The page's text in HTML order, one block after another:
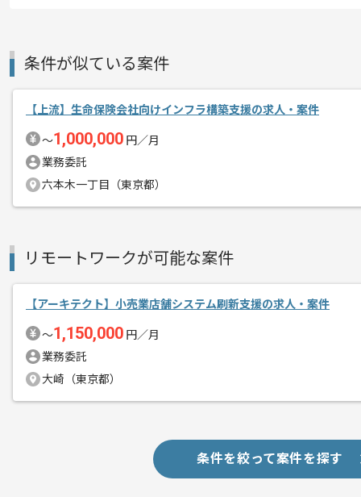
その他募集要項
募集人数
エージェントからのコ
メント
新しいアイディアや技術を積極的に導入
経験豊富なメンバーと成長が出来る環境
スキルアップされたい方、長期的に参
条件が似ている案件
【上流】生命保険会社向けインフラ構築支援の求人・案件
〜1,000,000 円／月
業務委託
六本木一丁目（東京都）
リモートワークが可能な案件
【アーキテクト】小売業店舗システム刷新支援の求人・案件
〜1,150,000 円／月
業務委託
大崎（東京都）
条件を絞って案件を探す